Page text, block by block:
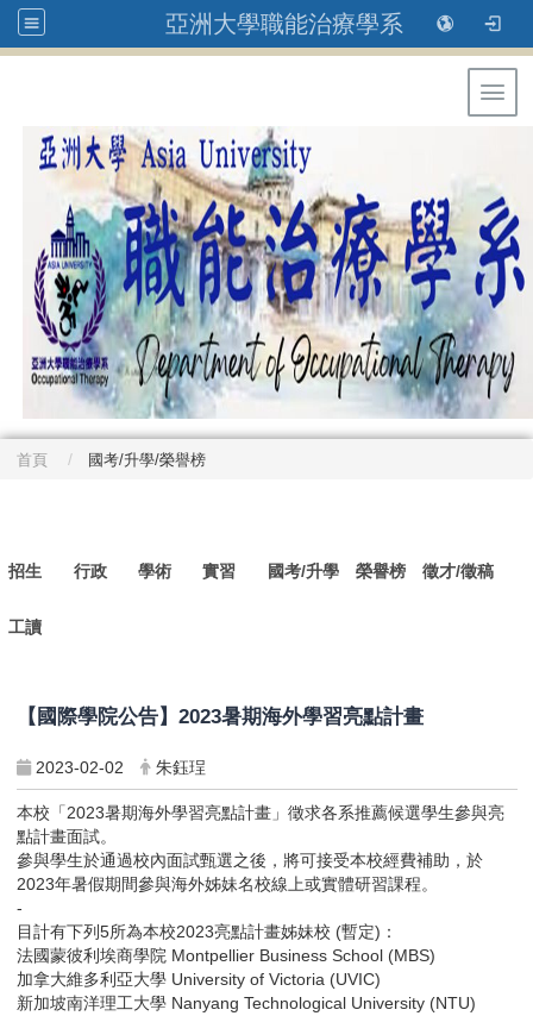
亞洲大學職能治療學系
首頁 國考/升學/榮譽榜
招生 行政 學術 實習 國考/升學 榮譽榜 徵才/徵稿
工讀
【國際學院公告】2023暑期海外學習亮點計畫
2023-02-02 朱鈺珵
本校「2023暑期海外學習亮點計畫」徵求各系推薦候選學生參與亮
點計畫面試。
參與學生於通過校內面試甄選之後，將可接受本校經費補助，於
2023年暑假期間參與海外姊妹名校線上或實體研習課程。
-
目計有下列5所為本校2023亮點計畫姊妹校 (暫定)：
法國蒙彼利埃商學院 Montpellier Business School (MBS)
加拿大維多利亞大學 University of Victoria (UVIC)
新加坡南洋理工大學 Nanyang Technological University (NTU)